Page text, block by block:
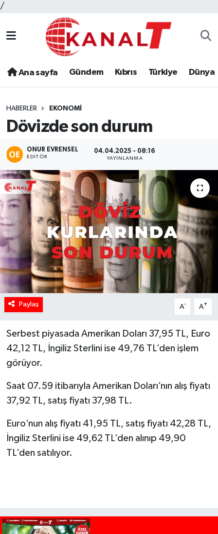
/
Ana sayfa Gündem Kıbrıs Türkiye Dünya
HABERLER EKONOMI
Dövizde son durum
ONUR EVRENSEL
EDITÖR
04.04.2025 - 08:16
YAYINLANMA
Paylaş A- A+
Serbest piyasada Amerikan Doları 37,95 TL, Euro
42,12 TL, İngiliz Sterlini ise 49,76 TL’den işlem
görüyor.
Saat 07.59 itibarıyla Amerikan Doları’nın alış fiyatı
37,92 TL, satış fiyatı 37,98 TL.
Euro’nun alış fiyatı 41,95 TL, satış fiyatı 42,28 TL,
İngiliz Sterlini ise 49,62 TL’den alınıp 49,90
TL’den satılıyor.